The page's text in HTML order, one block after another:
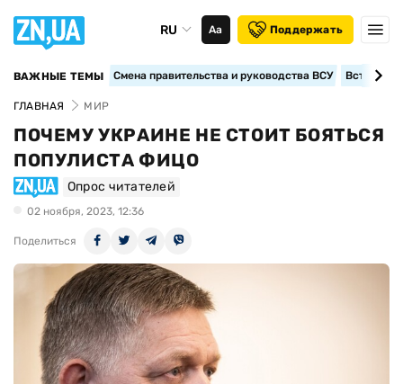
RU Аа Поддержать
ВАЖНЫЕ ТЕМЫ Смена правительства и руководства ВСУ
ГЛАВНАЯ МИР
ПОЧЕМУ УКРАИНЕ НЕ СТОИТ БОЯТЬСЯ
ПОПУЛИСТА ФИЦО
Опрос читателей
02 ноября, 2023, 12:36
Поделиться